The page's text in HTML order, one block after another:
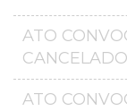
ATO
CANCELADO
ATO